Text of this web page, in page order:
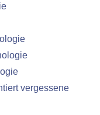
vergessene